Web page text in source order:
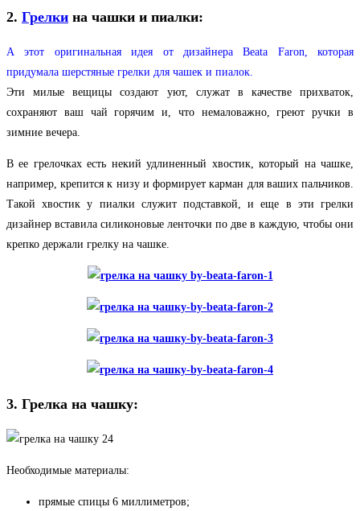
2. Грелки на чашки и пиалки:
А этот оригинальная идея от дизайнера Beata Faron, которая
придумала шерстяные грелки для чашек и пиалок.
Эти милые вещицы создают уют, служат в качестве прихваток,
сохраняют ваш чай горячим и, что немаловажно, греют ручки в
зимние вечера.
В ее грелочках есть некий удлиненный хвостик, который на чашке,
например, крепится к низу и формирует карман для ваших пальчиков.
Такой хвостик у пиалки служит подставкой, и еще в эти грелки
дизайнер вставила силиконовые ленточки по две в каждую, чтобы они
крепко держали грелку на чашке.
3. Грелка на чашку:
Необходимые материалы:
прямые спицы 6 миллиметров;